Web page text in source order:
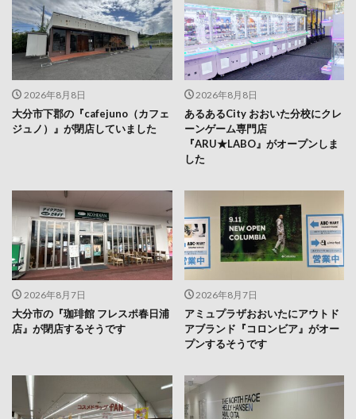
2026年8月8日
大分市下郡の『cafejuno（カフェ
ジュノ）』が閉店していました
2026年8月8日
あるあるCity おおいた分校にクレ
ーンゲーム専門店
『ARU★LABO』がオープンしま
した
2026年8月7日
大分市の『珈琲館 フレスポ春日浦
店』が閉店するそうです
2026年8月7日
アミュプラザおおいたにアウトド
アブランド『コロンビア』がオー
プンするそうです